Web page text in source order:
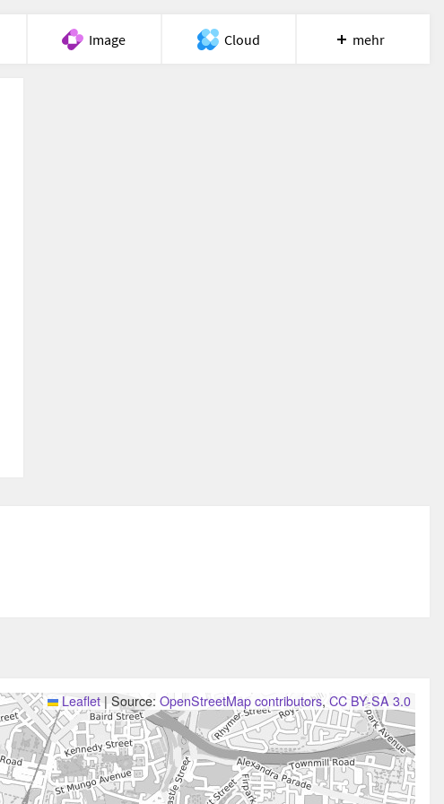
Image Cloud mehr
Leaflet | Source: OpenStreetMap contributors, CC BY-SA 3.0